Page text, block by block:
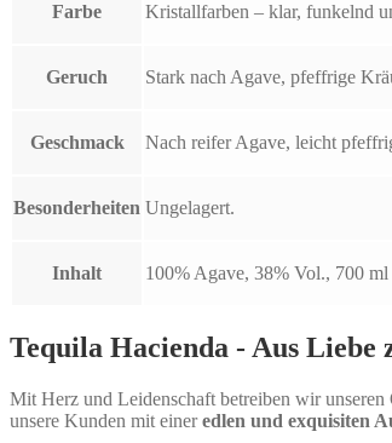
Farbe Kristallfarben – klar, funkelnd
Geruch Stark nach Agave, pfeffrige
Geschmack Nach reifer Agave, leicht
Besonderheiten Ungelagert.
Inhalt 100% Agave, 38% Vol., 700 ml
Tequila Hacienda - Aus
Mit Herz und Leidenschaft betreiben wir unseren
unsere Kunden mit eineredlen und exquisiten